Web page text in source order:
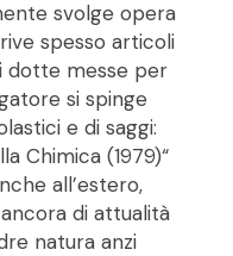
svolge opera
spesso articoli
dotte messe per
si spinge
e di saggi:
Chimica (1979)“
all’estero,
di attualità
natura anzi